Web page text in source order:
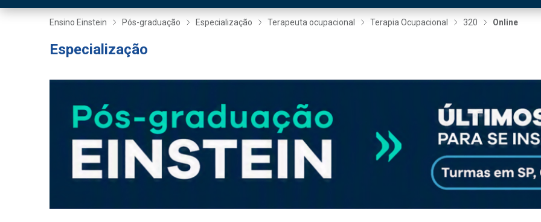
Ensino Einstein Pós-graduação Especialização Terapeuta ocupacional Terapia Ocupacional 320 Online
Especialização